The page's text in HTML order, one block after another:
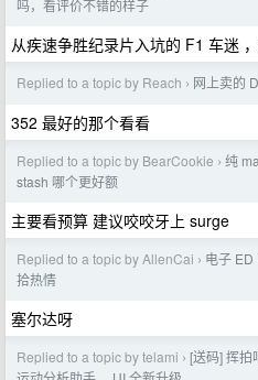
吗，看评价不错的样子
从疾速争胜纪录片入坑的 F1 车迷
Replied to a topic by Reach › 网上卖的
352 最好的那个看看
Replied to a topic by BearCookie › 纯
stash 哪个更好额
主要看预算 建议咬咬牙上 surge
Replied to a topic by AllenCai › 电子
拾热情
塞尔达呀
Replied to a topic by telami › [送码] 挥拍